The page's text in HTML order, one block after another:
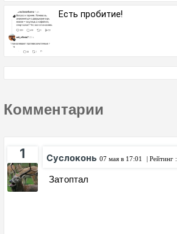
Есть пробитие!
Комментарии
1 Суслоконь 07 мая в 17:01 | Рейтинг :
Затоптал